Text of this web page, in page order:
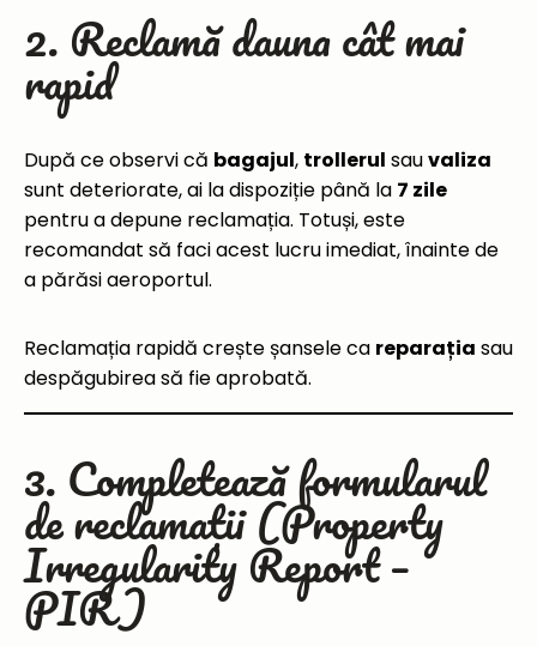
2. Reclamă dauna cât mai
rapid
După ce observi că bagajul, trollerul sauvaliza
sunt deteriorate, ai la dispoziție până la 7 zile
pentru a depune reclamația. Totuși, este
recomandat să faci acest lucru imediat, înainte de
a părăsi aeroportul.
Reclamația rapidă crește șansele ca reparația sau
despăgubirea să fie aprobată.
3. Completează formularul
de reclamații (Property
Irregularity Report –
PIR)